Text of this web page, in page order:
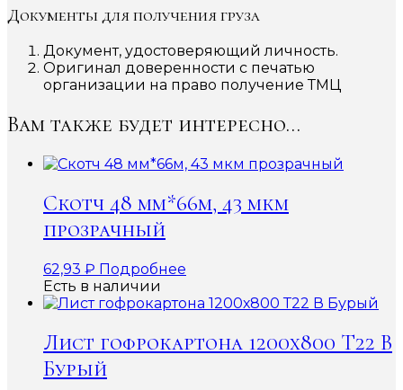
Документы для получения груза
Документ, удостоверяющий личность.
Оригинал доверенности с печатью
организации на право получение ТМЦ
Вам также будет интересно…
Скотч 48 мм*66м, 43 мкм
прозрачный
62,93 ₽ Подробнее
Есть в наличии
Лист гофрокартона 1200х800 Т22 В
Бурый